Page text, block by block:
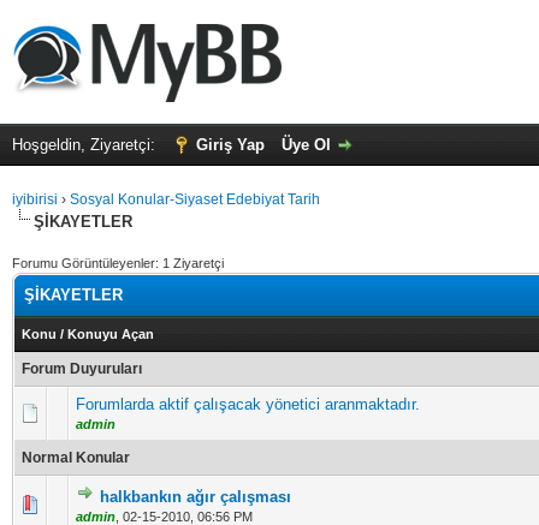
Hoşgeldin, Ziyaretçi: Giriş Yap Üye Ol
iyibirisi › Sosyal Konular-Siyaset Edebiyat Tarih
ŞİKAYETLER
Forumu Görüntüleyenler: 1 Ziyaretçi
ŞİKAYETLER
Konu / Konuyu Açan
Forum Duyuruları
Forumlarda aktif çalışacak yönetici aranmaktadır.
admin
Normal Konular
halkbankın ağır çalışması
admin 02-15-2010, 06:56 PM
5 üzerinden 0 Oy - Toplam Ortalama 0 Oy Verilmiş
1234